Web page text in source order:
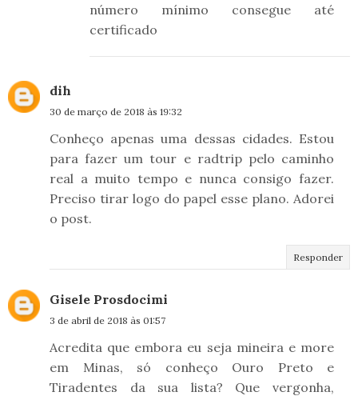
número mínimo consegue até
certificado
dih
30 de março de 2018 às 19:32
Conheço apenas uma dessas cidades. Estou
para fazer um tour e radtrip pelo caminho
real a muito tempo e nunca consigo fazer.
Preciso tirar logo do papel esse plano. Adorei
o post.
Responder
Gisele Prosdocimi
3 de abril de 2018 às 01:57
Acredita que embora eu seja mineira e more
em Minas, só conheço Ouro Preto e
Tiradentes da sua lista? Que vergonha,